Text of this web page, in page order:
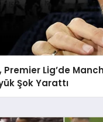
Lig’de
Şok Yarattı